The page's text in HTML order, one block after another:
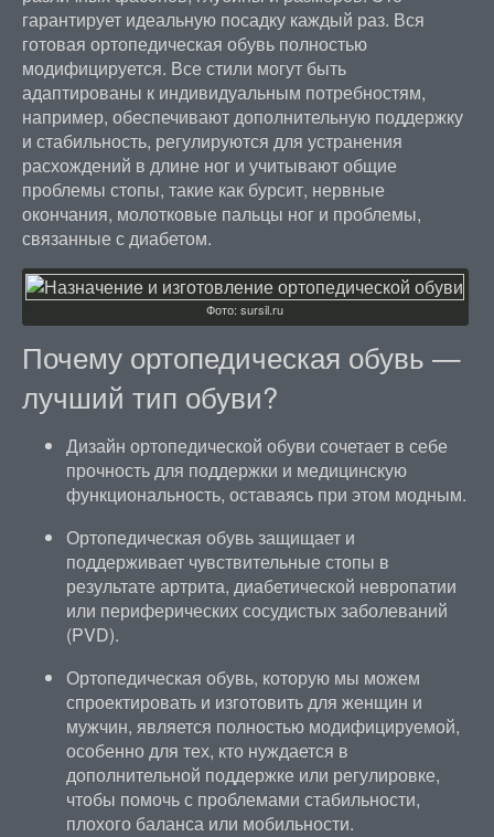
гарантирует идеальную посадку каждый раз. Вся
готовая ортопедическая обувь полностью
модифицируется. Все стили могут быть
адаптированы к индивидуальным потребностям,
например, обеспечивают дополнительную поддержку
и стабильность, регулируются для устранения
расхождений в длине ног и учитывают общие
проблемы стопы, такие как бурсит, нервные
окончания, молотковые пальцы ног и проблемы,
связанные с диабетом.
Фото: sursil.ru
Почему ортопедическая обувь —
лучший тип обуви?
Дизайн ортопедической обуви сочетает в себе
прочность для поддержки и медицинскую
функциональность, оставаясь при этом модным.
Ортопедическая обувь защищает и
поддерживает чувствительные стопы в
результате артрита, диабетической невропатии
или периферических сосудистых заболеваний
(PVD).
Ортопедическая обувь, которую мы можем
спроектировать и изготовить для женщин и
мужчин, является полностью модифицируемой,
особенно для тех, кто нуждается в
дополнительной поддержке или регулировке,
чтобы помочь с проблемами стабильности,
плохого баланса или мобильности.